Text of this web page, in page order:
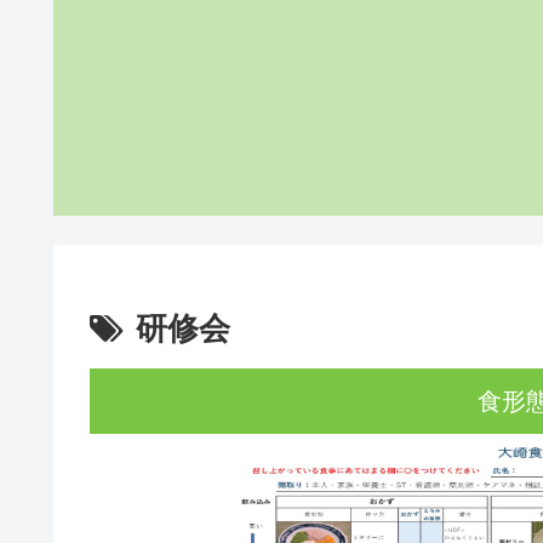
研修会
食形